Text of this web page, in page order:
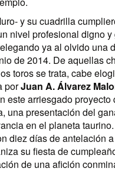
y su cuadrilla
nivel profesional digno
ya al olvido una
de 2014. De aquellas
toros se trata, cabe
porJuan A. Álvarez
este arriesgado
presentación del
en el planeta taurino.
diez días de antelación
su fiesta de
de una afición